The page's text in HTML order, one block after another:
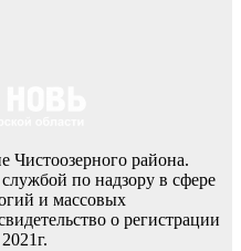
Чистоозерного района.
по надзору в сфере
и массовых
о регистрации